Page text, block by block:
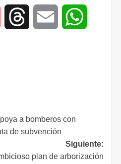
Gmail Threads Email
a bomberos con
de subvención
Siguiente:
plan de arborización